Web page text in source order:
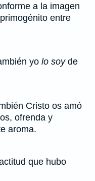
a la imagen
entre
yo lo soyde
Cristo os amó
ofrenda y
aroma.
que hubo